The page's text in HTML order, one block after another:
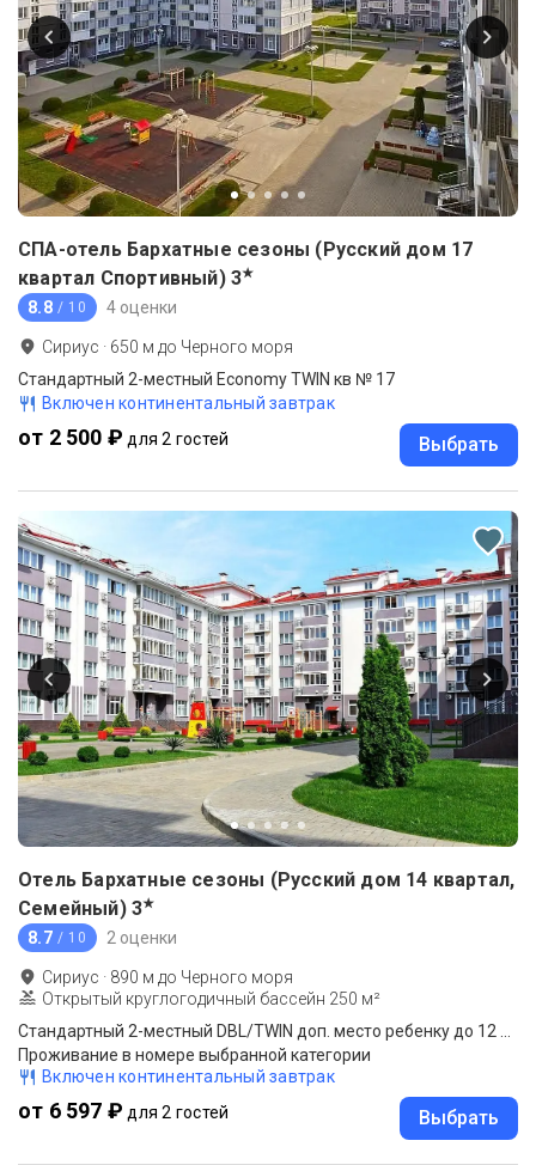
СПА-отель Бархатные сезоны (Русский дом 17
квартал Спортивный) 3★
8.8 / 10 4 оценки
Сириус · 650 м до Черного моря
Стандартный 2-местный Economy TWIN кв № 17
Включен континентальный завтрак
от 2 500 ₽ для 2 гостей Выбрать
Отель Бархатные сезоны (Русский дом 14 квартал,
Семейный) 3★
8.7 / 10 2 оценки
Сириус · 890 м до Черного моря
Открытый круглогодичный бассейн 250 м²
Стандартный 2-местный DBL/TWIN доп. место ребенку до 12 лет квартал №14
Проживание в номере выбранной категории
Включен континентальный завтрак
от 6 597 ₽ для 2 гостей Выбрать